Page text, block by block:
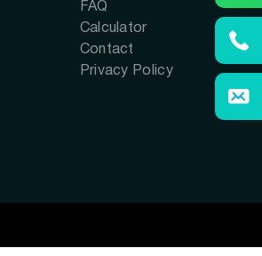
FAQ
Calculator
Contact
Privacy Policy